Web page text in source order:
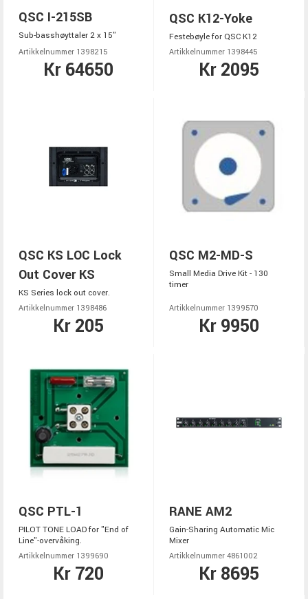
QSC I-215SB
Sub-basshøyttaler 2 x 15"
Artikkelnummer 1398215
Kr 64650
QSC K12-Yoke
Festebøyle for QSC K12
Artikkelnummer 1398445
Kr 2095
QSC KS LOC Lock
Out Cover KS
KS Series lock out cover.
Artikkelnummer 1398486
Kr 205
QSC M2-MD-S
Small Media Drive Kit - 130
timer
Artikkelnummer 1399570
Kr 9950
QSC PTL-1
PILOT TONE LOAD for "End of
Line"-overvåking.
Artikkelnummer 1399690
Kr 720
RANE AM2
Gain-Sharing Automatic Mic
Mixer
Artikkelnummer 4861002
Kr 8695